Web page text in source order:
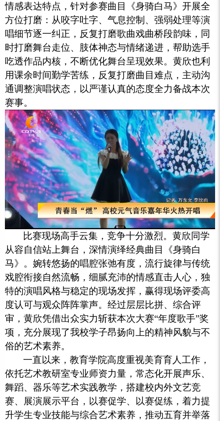
情感表达特点，针对参赛曲目《身骑白马》开展全
方位打磨：从咬字吐字、气息控制、强弱处理等演
唱细节逐一纠正，反复打磨歌曲戏曲桥段韵味，同
时打磨舞台走位、肢体神态与情绪递进，帮助选手
吃透作品内核，不断优化舞台呈现效果。黄欣也利
用课余时间勤学苦练，反复打磨曲目难点，主动沟
通调整演唱状态，以严谨认真的态度全力备战本次
赛事。
比赛现场高手云集，竞争十分激烈。黄欣同学
从容自信站上舞台，深情演绎经典曲目《身骑白
马》。婉转悠扬的唱腔张弛有度，流行旋律与传统
戏腔衔接自然流畅，细腻充沛的情感直击人心，独
特的演唱风格与稳定的现场发挥，赢得现场评委高
度认可与观众阵阵掌声。经过层层比拼、综合评
审，黄欣凭借出众实力斩获本次大赛“年度歌手”奖
项，充分展现了我校学子昂扬向上的精神风貌与不
俗的艺术素养。
一直以来，教育学院高度重视美育育人工作，
依托艺术教研室专业师资力量，常态化开展声乐、
舞蹈、器乐等艺术实践教学，搭建校内外文艺竞
赛、展演展示平台，以赛促学、以赛促练，着力提
升学生专业技能与综合艺术素养，推动五育并举落